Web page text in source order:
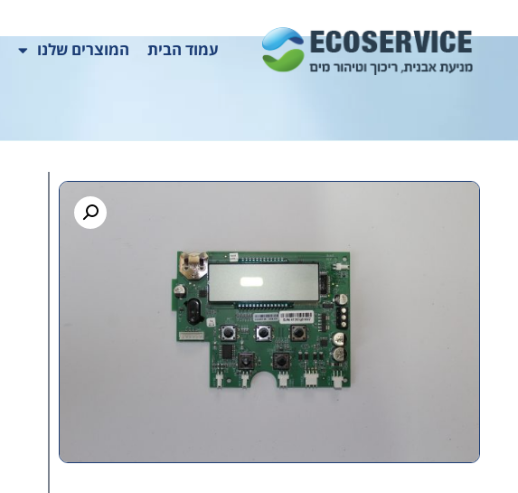
עמוד הבית המוצרים שלנו